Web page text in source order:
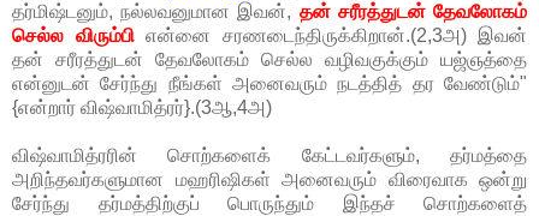
தர்மிஷ்டனும், நல்லவனுமான இவன், தன் சரீரத்துடன் தேவலோகம்
செல்ல விரும்பிஎன்னை சரணடைந்திருக்கிறான்.(2,3அ) இவன்
தன் சரீரத்துடன் தேவலோகம் செல்ல வழிவகுக்கும் யஜ்ஞத்தை
என்னுடன் சேர்ந்து நீங்கள் அனைவரும் நடத்தித் தர வேண்டும்"
{என்றார் விஷ்வாமித்ரர்}.(3ஆ,4அ)
விஷ்வாமித்ரரின் சொற்களைக் கேட்டவர்களும், தர்மத்தை
அறிந்தவர்களுமான மஹரிஷிகள் அனைவரும் விரைவாக ஒன்று
சேர்ந்து தர்மத்திற்குப் பொருந்தும் இந்தச் சொற்களைத்